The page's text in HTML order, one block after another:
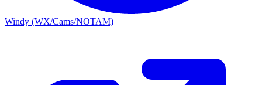
Windy (WX/Cams/NOTAM)